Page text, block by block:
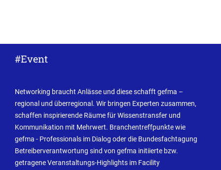
#Event
Networking braucht Anlässe und diese schafft gefma –
regional und überregional. Wir bringen Experten zusammen,
schaffen inspirierende Räume für Wissenstransfer und
Kommunikation mit Mehrwert. Branchentreffpunkte wie
gefma - Professionals im Dialog oder die Bundesfachtagung
Betreiberverantwortung sind von gefma initiierte bzw.
getragene Veranstaltungs-Highlights im Facility